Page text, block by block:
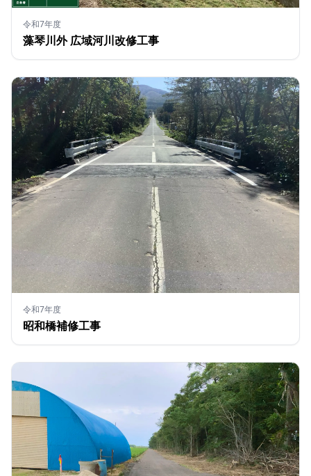
令和7年度
藻琴川外 広域河川改修工事
令和7年度
昭和橋補修工事